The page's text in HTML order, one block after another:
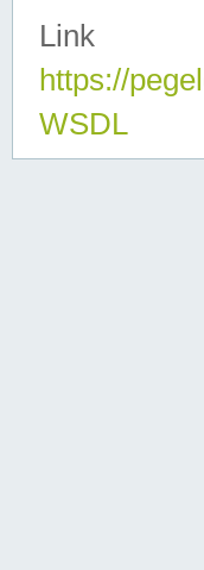
https://
WSDL